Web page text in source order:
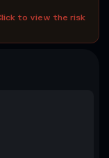
to view the risk